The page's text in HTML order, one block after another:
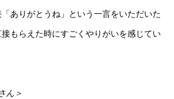
ありがとうね」という一言をいただいた
もらえた時にすごくやりがいを感じてい
ん＞